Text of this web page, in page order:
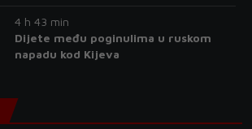
4 h 43 min
Dijete među poginulima u ruskom
napadu kod Kijeva